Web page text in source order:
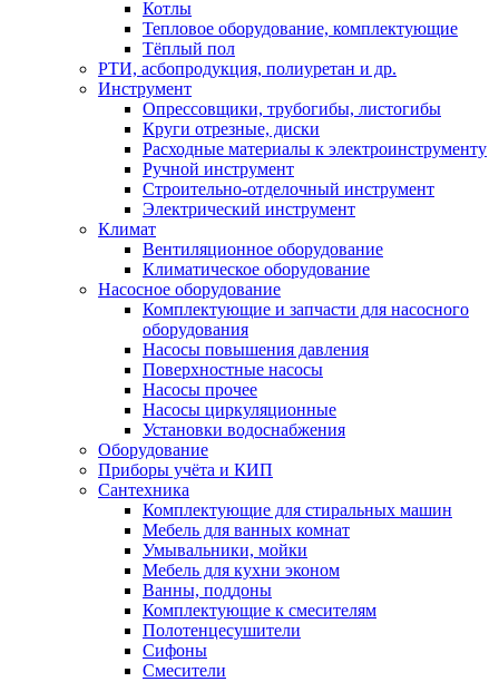
Котлы
Тепловое оборудование, комплектующие
Тёплый пол
РТИ, асбопродукция, полиуретан и др.
Инструмент
Опрессовщики, трубогибы, листогибы
Круги отрезные, диски
Расходные материалы к электроинструменту
Ручной инструмент
Строительно-отделочный инструмент
Электрический инструмент
Климат
Вентиляционное оборудование
Климатическое оборудование
Насосное оборудование
Комплектующие и запчасти для насосного
оборудования
Насосы повышения давления
Поверхностные насосы
Насосы прочее
Насосы циркуляционные
Установки водоснабжения
Оборудование
Приборы учёта и КИП
Сантехника
Комплектующие для стиральных машин
Мебель для ванных комнат
Умывальники, мойки
Мебель для кухни эконом
Ванны, поддоны
Комплектующие к смесителям
Полотенцесушители
Сифоны
Смесители